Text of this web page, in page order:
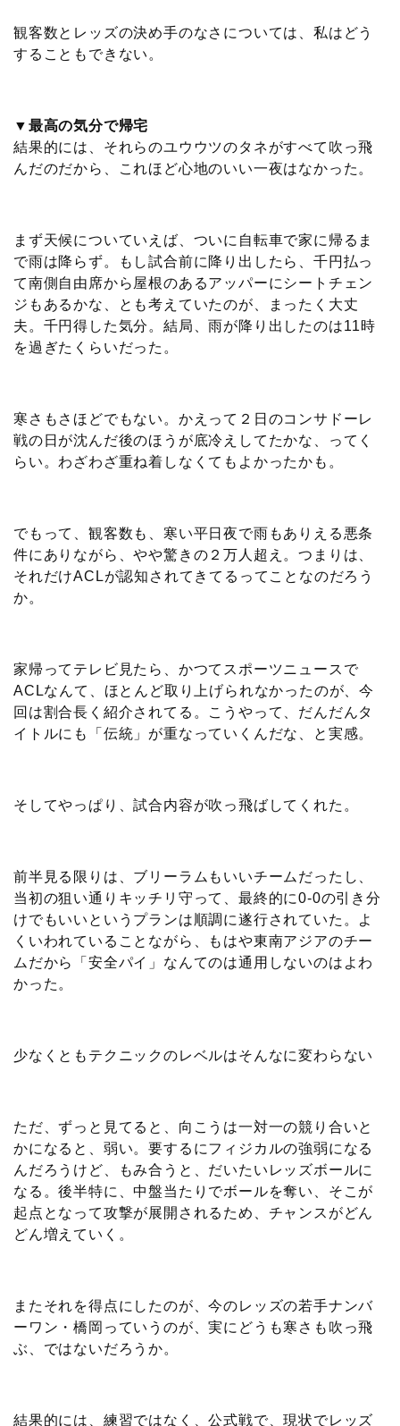
観客数とレッズの決め手のなさについては、私はどう
することもできない。
▼最高の気分で帰宅
結果的には、それらのユウウツのタネがすべて吹っ飛
んだのだから、これほど心地のいい一夜はなかった。
まず天候についていえば、ついに自転車で家に帰るま
で雨は降らず。もし試合前に降り出したら、千円払っ
て南側自由席から屋根のあるアッパーにシートチェン
ジもあるかな、とも考えていたのが、まったく大丈
夫。千円得した気分。結局、雨が降り出したのは11時
を過ぎたくらいだった。
寒さもさほどでもない。かえって２日のコンサドーレ
戦の日が沈んだ後のほうが底冷えしてたかな、ってく
らい。わざわざ重ね着しなくてもよかったかも。
でもって、観客数も、寒い平日夜で雨もありえる悪条
件にありながら、やや驚きの２万人超え。つまりは、
それだけACLが認知されてきてるってことなのだろう
か。
家帰ってテレビ見たら、かつてスポーツニュースで
ACLなんて、ほとんど取り上げられなかったのが、今
回は割合長く紹介されてる。こうやって、だんだんタ
イトルにも「伝統」が重なっていくんだな、と実感。
そしてやっぱり、試合内容が吹っ飛ばしてくれた。
前半見る限りは、ブリーラムもいいチームだったし、
当初の狙い通りキッチリ守って、最終的に0-0の引き分
けでもいいというプランは順調に遂行されていた。よ
くいわれていることながら、もはや東南アジアのチー
ムだから「安全パイ」なんてのは通用しないのはよわ
かった。
少なくともテクニックのレベルはそんなに変わらない
ただ、ずっと見てると、向こうは一対一の競り合いと
かになると、弱い。要するにフィジカルの強弱になる
んだろうけど、もみ合うと、だいたいレッズボールに
なる。後半特に、中盤当たりでボールを奪い、そこが
起点となって攻撃が展開されるため、チャンスがどん
どん増えていく。
またそれを得点にしたのが、今のレッズの若手ナンバ
ーワン・橋岡っていうのが、実にどうも寒さも吹っ飛
ぶ、ではないだろうか。
結果的には、練習ではなく、公式戦で、現状でレッズ